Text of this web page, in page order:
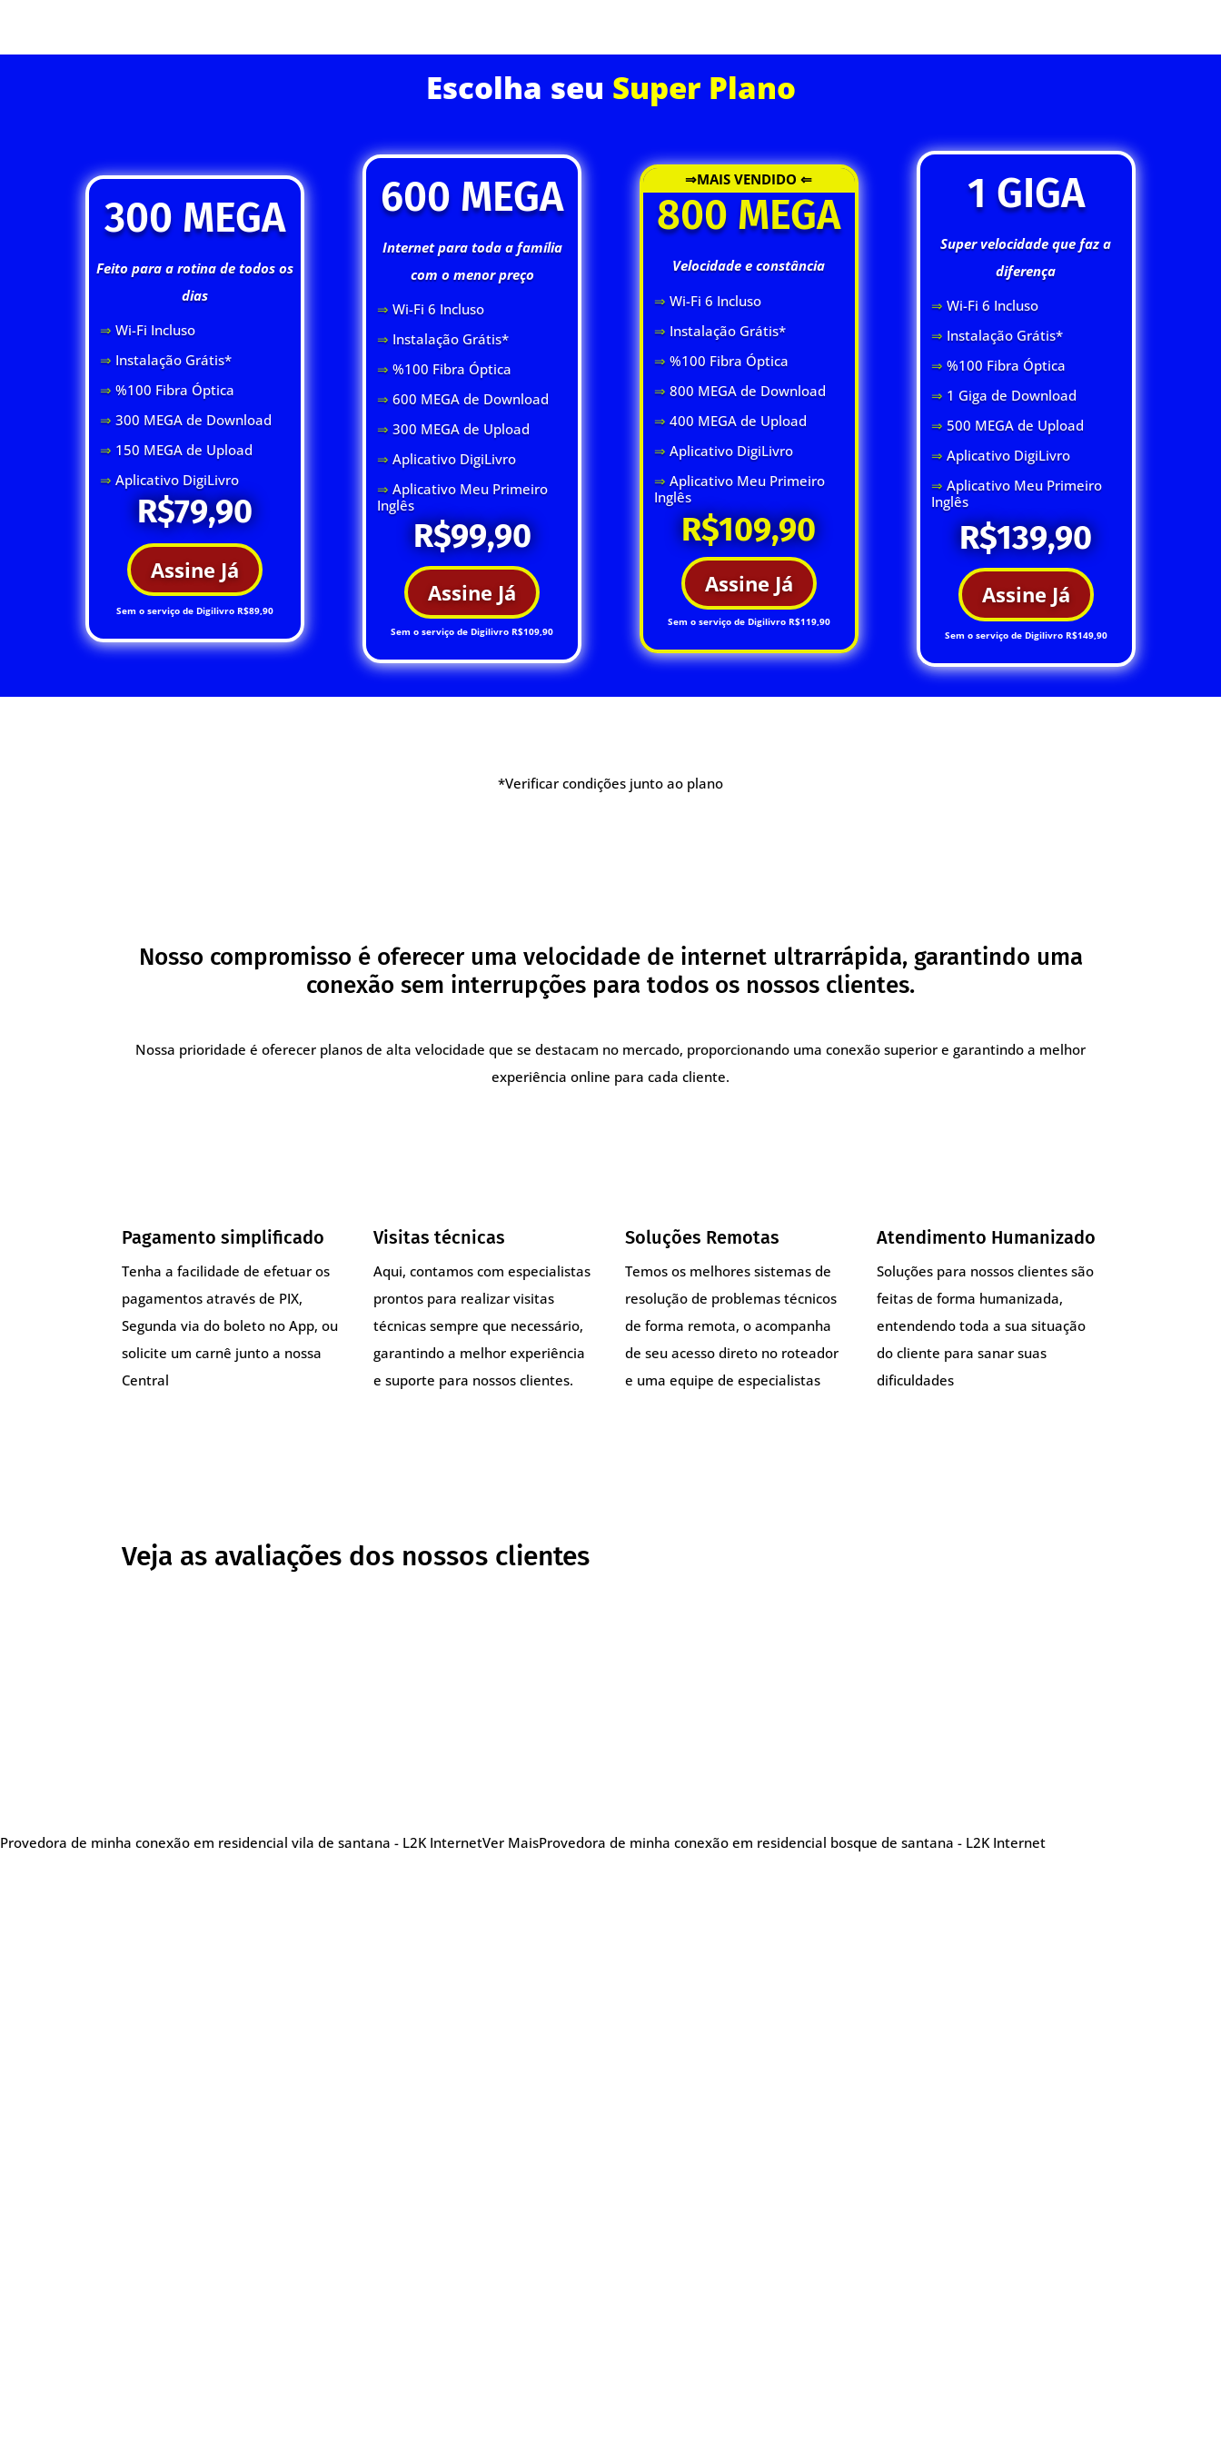
Escolha seu Super Plano
300 MEGA
Feito para a rotina de todos os
dias
⇒ Wi-Fi Incluso
⇒ Instalação Grátis*
⇒ %100 Fibra Óptica
⇒ 300 MEGA de Download
⇒ 150 MEGA de Upload
⇒Aplicativo DigiLivro
R$79,90
Assine Já
Sem o serviço de Digilivro R$89,90
600 MEGA
Internet para toda a família
com o menor preço
⇒ Wi-Fi 6 Incluso
⇒ Instalação Grátis*
⇒ %100 Fibra Óptica
⇒ 600 MEGA de Download
⇒ 300 MEGA de Upload
⇒ Aplicativo DigiLivro
⇒ Aplicativo Meu Primeiro
Inglês
R$99,90
Assine Já
Sem o serviço de Digilivro R$109,90
⇒MAIS VENDIDO ⇐
800 MEGA
Velocidade e constância
⇒ Wi-Fi 6 Incluso
⇒ Instalação Grátis*
⇒ %100 Fibra Óptica
⇒ 800 MEGA de Download
⇒ 400 MEGA de Upload
⇒ Aplicativo DigiLivro
⇒ Aplicativo Meu Primeiro
Inglês
R$109,90
Assine Já
Sem o serviço de Digilivro R$119,90
1 GIGA
Super velocidade que faz a
diferença
⇒ Wi-Fi 6 Incluso
⇒ Instalação Grátis*
⇒ %100 Fibra Óptica
⇒ 1 Giga de Download
⇒ 500 MEGA de Upload
⇒ Aplicativo DigiLivro
⇒ Aplicativo Meu Primeiro
Inglês
R$139,90
Assine Já
Sem o serviço de Digilivro R$149,90
*Verificar condições junto ao plano
Nosso compromisso é oferecer uma velocidade de internet ultrarrápida, garantindo uma
conexão sem interrupções para todos os nossos clientes.
Nossa prioridade é oferecer planos de alta velocidade que se destacam no mercado, proporcionando uma conexão superior e garantindo a melhor
experiência online para cada cliente.
Pagamento simplificado
Tenha a facilidade de efetuar os
pagamentos através de PIX,
Segunda via do boleto no App, ou
solicite um carnê junto a nossa
Central
Visitas técnicas
Aqui, contamos com especialistas
prontos para realizar visitas
técnicas sempre que necessário,
garantindo a melhor experiência
e suporte para nossos clientes.
Soluções Remotas
Temos os melhores sistemas de
resolução de problemas técnicos
de forma remota, o acompanha
de seu acesso direto no roteador
e uma equipe de especialistas
Atendimento Humanizado
Soluções para nossos clientes são
feitas de forma humanizada,
entendendo toda a sua situação
do cliente para sanar suas
dificuldades
Veja as avaliações dos nossos clientes
Provedora de minha conexão em residencial vila de santana - L2K InternetVer MaisProvedora de minha conexão em residencial bosque de santana - L2K Internet